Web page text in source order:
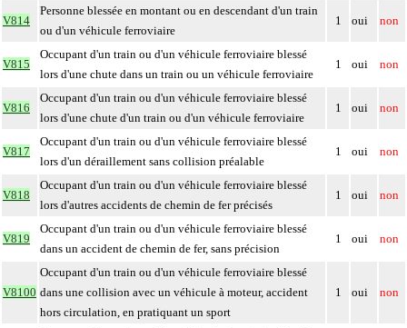
V814
Personne blessée en montant ou en descendant d'un train
ou d'un véhicule ferroviaire
1 oui non
V815
Occupant d'un train ou d'un véhicule ferroviaire blessé
lors d'une chute dans un train ou un véhicule ferroviaire
1 oui non
V816
Occupant d'un train ou d'un véhicule ferroviaire blessé
lors d'une chute d'un train ou d'un véhicule ferroviaire
1 oui non
V817
Occupant d'un train ou d'un véhicule ferroviaire blessé
lors d'un déraillement sans collision préalable
1 oui non
V818
Occupant d'un train ou d'un véhicule ferroviaire blessé
lors d'autres accidents de chemin de fer précisés
1 oui non
V819
Occupant d'un train ou d'un véhicule ferroviaire blessé
dans un accident de chemin de fer, sans précision
1 oui non
V8100
Occupant d'un train ou d'un véhicule ferroviaire blessé
dans une collision avec un véhicule à moteur, accident
hors circulation, en pratiquant un sport
1 oui non